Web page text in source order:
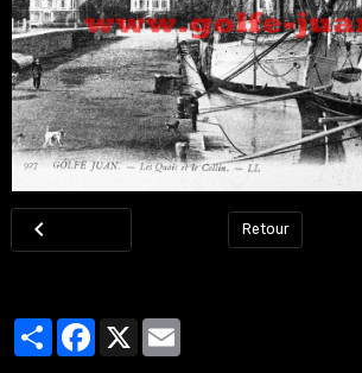
Retour
PartagerFacebook